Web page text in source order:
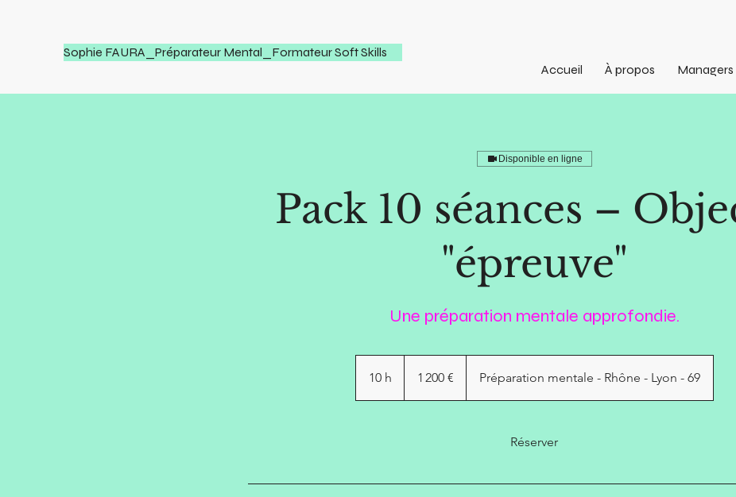
Sophie FAURA_Préparateur Mental_Formateur Soft Skills
Accueil À propos Managers
Disponible en ligne
Pack 10 séances –
"épreuve"
Une préparation mentale approfondie.
10 h 1 200 € Préparation mentale - Rhône - Lyon - 69
Réserver